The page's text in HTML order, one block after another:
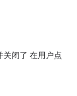
关闭了 在用户点